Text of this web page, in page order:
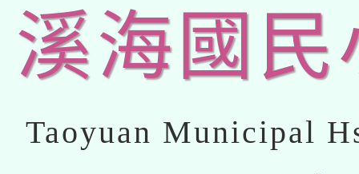
溪海國民
Taoyuan Municipal